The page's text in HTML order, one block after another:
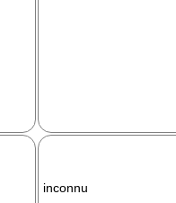
inconnu